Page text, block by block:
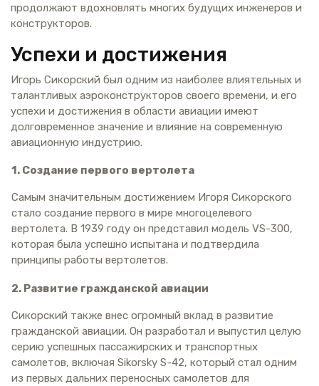
продолжают вдохновлять многих будущих инженеров и
конструкторов.
Успехи и достижения
Игорь Сикорский был одним из наиболее влиятельных и
талантливых аэроконструкторов своего времени, и его
успехи и достижения в области авиации имеют
долговременное значение и влияние на современную
авиационную индустрию.
1. Создание первого вертолета
Самым значительным достижением Игоря Сикорского
стало создание первого в мире многоцелевого
вертолета. В 1939 году он представил модель VS-300,
которая была успешно испытана и подтвердила
принципы работы вертолетов.
2. Развитие гражданской авиации
Сикорский также внес огромный вклад в развитие
гражданской авиации. Он разработал и выпустил целую
серию успешных пассажирских и транспортных
самолетов, включая Sikorsky S-42, который стал одним
из первых дальних переносных самолетов для